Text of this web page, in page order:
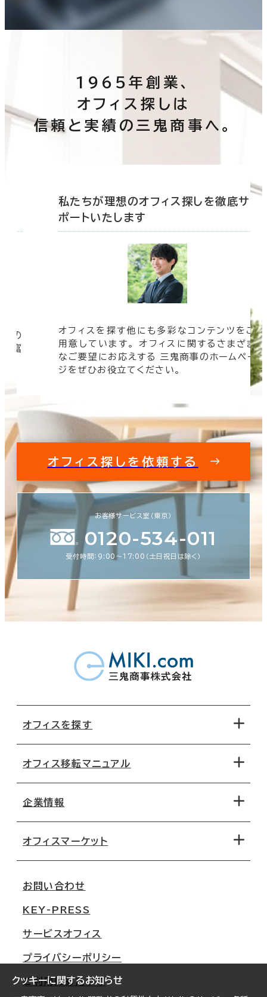
クッキーに関するお知らせ
1965年創業、
オフィス探しは
信頼と実績の三鬼商事へ。
の
豊富
私たちが理想のオフィス探しを徹底サ
ポートいたします
オフィスを探す他にも多彩なコンテンツをご
用意しています。 オフィスに関するさまざま
なご要望にお応えする 三鬼商事のホームペー
ジをぜひお役立てください。
オフィス探しを依頼する
お客様サービス室（東京）
0120-534-011
受付時間：9:00〜17:00（土日祝日は除く）
オフィスを探す
地図から探す
路線・駅から探す
オフィス移転マニュアル
移転コストシミュレーション
移転スケジュール
オフィス移転Q&A
企業情報
オフィスマーケット
大阪
名古屋
札幌
仙台
お問い合わせ
KEY-PRESS
サービスオフィス
プライバシーポリシー
ご利用にあたって